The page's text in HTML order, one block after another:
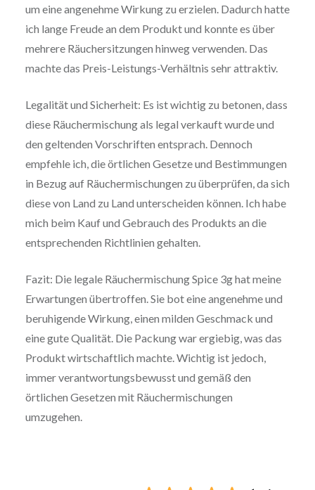
um eine angenehme Wirkung zu erzielen. Dadurch hatte
ich lange Freude an dem Produkt und konnte es über
mehrere Räuchersitzungen hinweg verwenden. Das
machte das Preis-Leistungs-Verhältnis sehr attraktiv.
Legalität und Sicherheit: Es ist wichtig zu betonen, dass
diese Räuchermischung als legal verkauft wurde und
den geltenden Vorschriften entsprach. Dennoch
empfehle ich, die örtlichen Gesetze und Bestimmungen
in Bezug auf Räuchermischungen zu überprüfen, da sich
diese von Land zu Land unterscheiden können. Ich habe
mich beim Kauf und Gebrauch des Produkts an die
entsprechenden Richtlinien gehalten.
Fazit: Die legale Räuchermischung Spice 3g hat meine
Erwartungen übertroffen. Sie bot eine angenehme und
beruhigende Wirkung, einen milden Geschmack und
eine gute Qualität. Die Packung war ergiebig, was das
Produkt wirtschaftlich machte. Wichtig ist jedoch,
immer verantwortungsbewusst und gemäß den
örtlichen Gesetzen mit Räuchermischungen
umzugehen.